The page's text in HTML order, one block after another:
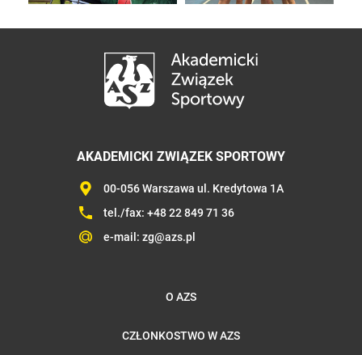
AKADEMICKI ZWIĄZEK SPORTOWY
00-056 Warszawa ul. Kredytowa 1A
tel./fax: +48 22 849 71 36
e-mail: zg@azs.pl
O AZS
CZŁONKOSTWO W AZS